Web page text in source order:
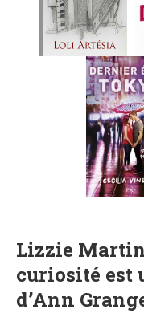
MARION
MES FUTURES
LECTURES
MES CRITIQUES
MES ARTICLES
MES FUTURES
LECTURES
MES CRITIQUES
STEVEN
MES FUTURES
Lizzie
curiosité est
d’Ann